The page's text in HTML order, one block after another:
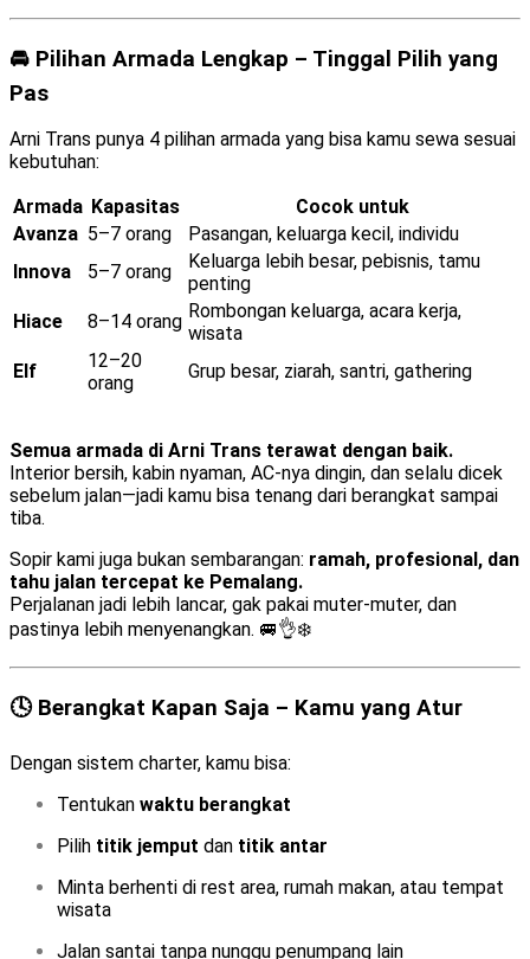
🚘 Pilihan Armada Lengkap – Tinggal Pilih yang
Pas
Arni Trans punya 4 pilihan armada yang bisa kamu sewa sesuai
kebutuhan:
Armada Kapasitas
Cocok untuk
Avanza 5–7 orang
Pasangan, keluarga kecil, individu
Innova
5–7 orang
Keluarga lebih besar, pebisnis, tamu
penting
Hiace
8–14 orang Rombongan keluarga, acara kerja,
wisata
Elf
12–20
orang
Grup besar, ziarah, santri, gathering
Semua armada di Arni Trans terawat dengan baik.
Interior bersih, kabin nyaman, AC-nya dingin, dan selalu dicek
sebelum jalan—jadi kamu bisa tenang dari berangkat sampai
tiba.
Sopir kami juga bukan sembarangan: ramah, profesional, dan
tahu jalan tercepat ke Pemalang.
Perjalanan jadi lebih lancar, gak pakai muter-muter, dan
pastinya lebih menyenangkan. 🚐👌❄️
🕓 Berangkat Kapan Saja – Kamu yang Atur
Dengan sistem charter, kamu bisa:
Tentukan waktu berangkat
Pilih titik jemput dan titik antar
Minta berhenti di rest area, rumah makan, atau tempat
wisata
Jalan santai tanpa nunggu penumpang lain